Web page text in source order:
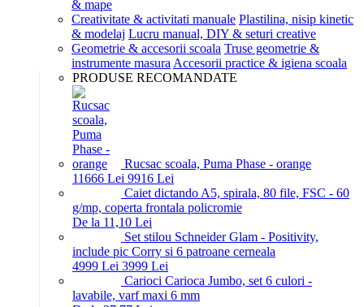
& mape
Creativitate & activitati manuale Plastilina, nisip kinetic
& modelaj Lucru manual, DIY & seturi creative
Geometrie & accesorii scoala Truse geometrie &
instrumente masura Accesorii practice & igiena scoala
PRODUSE RECOMANDATE
Rucsac scoala, Puma Phase - orange
11666 Lei 9916 Lei
Caiet dictando A5, spirala, 80 file, FSC - 60
g/mp, coperta frontala policromie
De la 11,10 Lei
Set stilou Schneider Glam - Positivity,
include pic Corry si 6 patroane cerneala
4999 Lei 3999 Lei
Carioci Carioca Jumbo, set 6 culori -
lavabile, varf maxi 6 mm